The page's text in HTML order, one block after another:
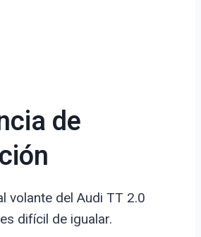
de
volante del Audi TT 2.0
difícil de igualar.